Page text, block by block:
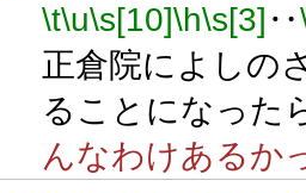
\t\u\s[10]\h\s[3] ‥
正倉院によしの
ることになった
んなわけあるか